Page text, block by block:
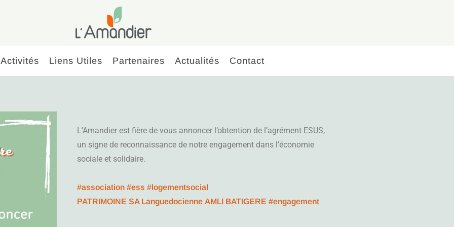
Liens Utiles Partenaires Actualités Contact
L’Amandier est fière de vous annoncer l’obtention de l’agrément ESUS,
un signe de reconnaissance de notre engagement dans l’économie
sociale et solidaire.
#association #ess #logementsocial
PATRIMOINE SA Languedocienne AMLI BATIGERE #engagement